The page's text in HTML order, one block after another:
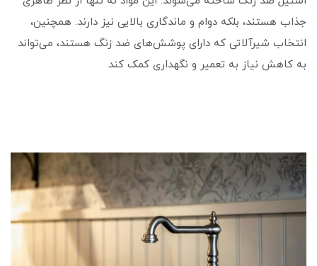
جذاب هستند، بلکه دوام و ماندگاری بالایی نیز دارند. همچنین،
انتخاب شیرآلاتی که دارای پوشش‌های ضد زنگ هستند، می‌تواند
به کاهش نیاز به تعمیر و نگهداری کمک کند.